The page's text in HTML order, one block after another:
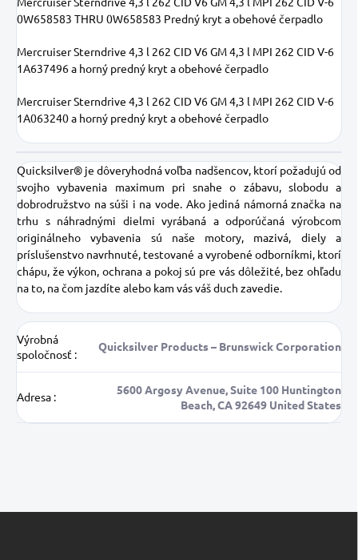
0W658583 THRU 0W658583 Predný kryt a obehové čerpadlo
Mercruiser Sterndrive 4,3 l 262 CID V6 GM 4,3 l MPI 262 CID V-6
1A637496 a horný predný kryt a obehové čerpadlo
Mercruiser Sterndrive 4,3 l 262 CID V6 GM 4,3 l MPI 262 CID V-6
1A063240 a horný predný kryt a obehové čerpadlo
Quicksilver® je dôveryhodná voľba nadšencov, ktorí požadujú od
svojho vybavenia maximum pri snahe o zábavu, slobodu a
dobrodružstvo na súši i na vode. Ako jediná námorná značka na
trhu s náhradnými dielmi vyrábaná a odporúčaná výrobcom
originálneho vybavenia sú naše motory, mazivá, diely a
príslušenstvo navrhnuté, testované a vyrobené odborníkmi, ktorí
chápu, že výkon, ochrana a pokoj sú pre vás dôležité, bez ohľadu
na to, na čom jazdíte alebo kam vás váš duch zavedie.
Výrobná
spoločnosť :
Quicksilver Products – Brunswick Corporation
Adresa :
5600 Argosy Avenue, Suite 100 Huntington
Beach, CA 92649 United States